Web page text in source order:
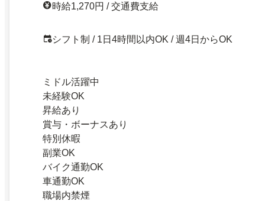
時給1,270円 / 交通費支給
シフト制 / 1日4時間以内OK / 週4日からOK
ミドル活躍中
未経験OK
昇給あり
賞与・ボーナスあり
特別休暇
副業OK
バイク通勤OK
車通勤OK
職場内禁煙